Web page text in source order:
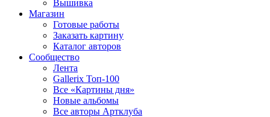
Вышивка
Магазин
Готовые работы
Заказать картину
Каталог авторов
Сообщество
Лента
Gallerix Топ-100
Все «Картины дня»
Новые альбомы
Все авторы Артклуба